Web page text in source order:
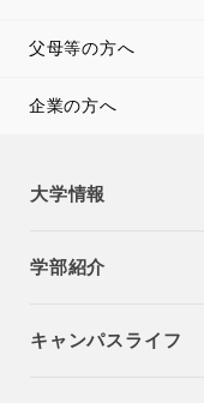
父母等の方へ
企業の方へ
大学情報
学部紹介
キャンパスライフ